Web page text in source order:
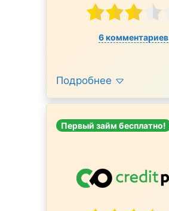
6 комментариев
Подробнее
Первый займ бесплатно!